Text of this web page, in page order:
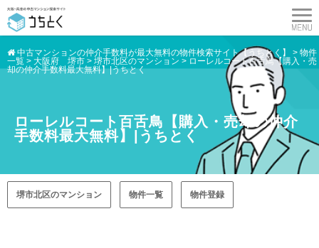
中古マンションの仲介手数料が最大無料の物件検索サイト【うちとく】 > 物件
一覧 > 大阪府 堺市 > 堺市北区のマンション > ローレルコート百舌鳥【購入・売
却の仲介手数料最大無料】|うちとく
ローレルコート百舌鳥【購入・売却の仲介
手数料最大無料】|うちとく
堺市北区のマンション 物件一覧 物件登録